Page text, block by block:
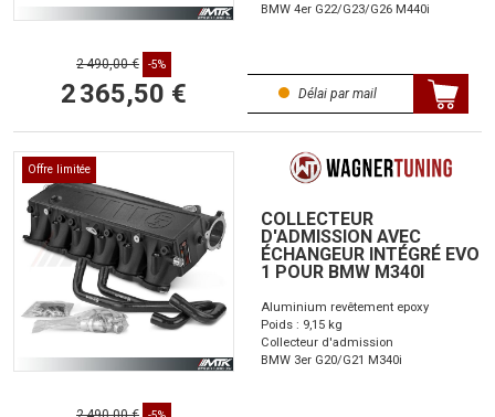
BMW 4er G22/G23/G26 M440i
2 490,00 € -5%
2 365,50 € Délai par mail
Offre limitée
COLLECTEUR
D'ADMISSION AVEC
ÉCHANGEUR INTÉGRÉ EVO
1 POUR BMW M340I
Aluminium revêtement epoxy
Poids : 9,15 kg
Collecteur d'admission
BMW 3er G20/G21 M340i